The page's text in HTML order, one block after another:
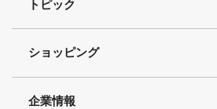
トピック
ショッピング
企業情報